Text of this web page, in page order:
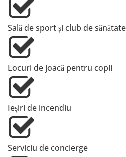
Sală de sport și club de sănătate
Locuri de joacă pentru copii
Ieșiri de incendiu
Serviciu de concierge